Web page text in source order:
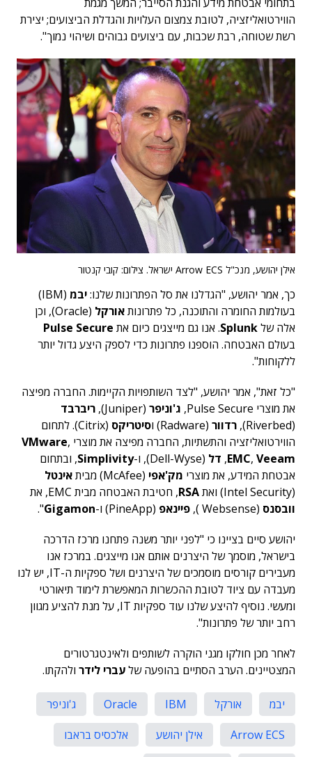
הווירטואליזציה, לטובת צמצום העלויות והגדלת הביצועים; יצירת
רשת שטוחה, רבת שכבות, עם ביצועים גבוהים ושיהוי נמוך".
אילן יהושע, מנכ"ל Arrow ECS ישראל. צילום: קובי קנטור
כך, אמר יהושע, "הגדלנו את סל הפתרונות שלנו:יבמ
(IBM)
בעולמות החומרה והתוכנה, כל פתרונותאורקל
(Oracle), וכן
אלה שלSplunk. אנו גם מייצגים כיום את Pulse Secure
בעולם האבטחה. הוספנו פתרונות כדי לספק היצע גדול יותר
ללקוחות".
"כל זאת", אמר יהושע, "לצד השותפויות הקיימות. החברה מפיצה
את מוצרי Pulse Secure,
ג'וניפר (Juniper),
ריברבד
(Riverbed),
רדוור (Radware) ו סיטריקס
(Citrix). לתחום
הווירטואליזציה והתשתיות, החברה מפיצה את מוצרי VMware,
EMC, Veeam
, דל (Dell-Wyse), ו- Simplivity, ובתחום
אבטחת המידע, את מוצרי מק'אפי (McAfee) מבית
אינטל
(Intel Security) ואת
RSA, חטיבת האבטחה מבית EMC, את
וובסנס (Websense ), פיינאפ (PineApp) ו- Gigamon
".
יהושע סיים בציינו כי "לפני יותר משנה פתחנו מרכז הדרכה
בישראל, מוסמך של היצרנים אותם אנו מייצגים. במרכז אנו
מעבירים קורסים מוסמכים של היצרנים ושל ספקיות ה-IT, יש לנו
מעבדה עם ציוד לטובת ההכשרות המאפשרת לימוד תיאורטי
ומעשי. נוסיף להיצע שלנו עוד ספקיות IT, על מנת להציע מגוון
רחב יותר של פתרונות".
לאחר מכן חולקו מגני הוקרה לשותפים ולאינטגרטורים
המצטיינים. הערב הסתיים בהופעה שלעברי לידר ולהקתו.
יבמ אורקל IBM
Oracle
ג'וניפר
Arrow ECS
אילן יהושע
אלכסיס בראבו